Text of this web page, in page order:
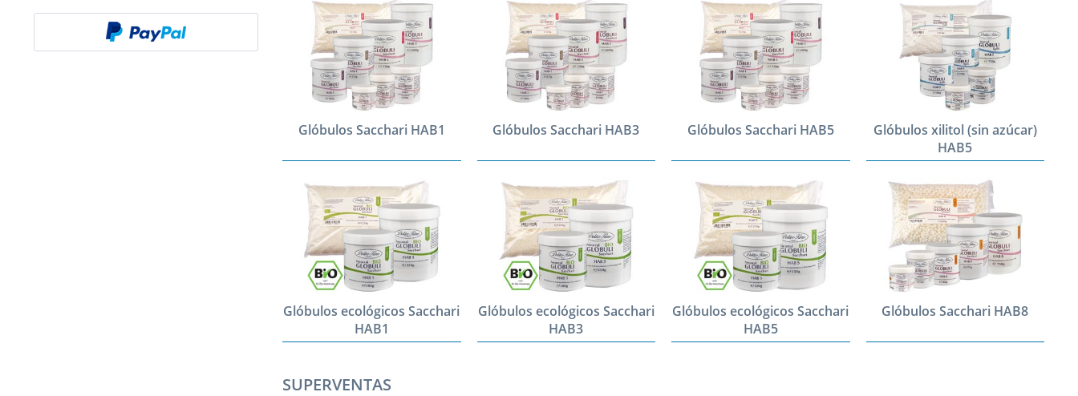
Glóbulos Sacchari HAB1 Glóbulos Sacchari HAB3 Glóbulos Sacchari HAB5
Glóbulos xilitol (sin azúcar)
HAB5
Glóbulos ecológicos Sacchari
HAB1
Glóbulos ecológicos Sacchari
HAB3
Glóbulos ecológicos Sacchari
HAB5
Glóbulos Sacchari HAB8
SUPERVENTAS